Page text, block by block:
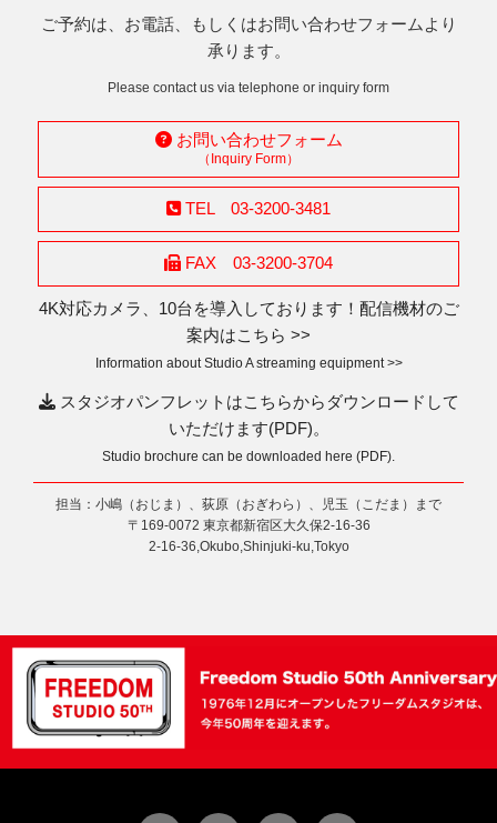
ご予約は、お電話、もしくはお問い合わせフォームより
承ります。
Please contact us via telephone or inquiry form
お問い合わせフォーム
（Inquiry Form）
TEL 03-3200-3481
FAX 03-3200-3704
4K対応カメラ、10台を導入しております！配信機材のご
案内はこちら >>
Information about Studio A streaming equipment >>
スタジオパンフレットはこちらからダウンロードして
いただけます(PDF)。
Studio brochure can be downloaded here (PDF).
担当：小嶋（おじま）、荻原（おぎわら）、児玉（こだま）まで
〒169-0072 東京都新宿区大久保2-16-36
2-16-36,Okubo,Shinjuki-ku,Tokyo